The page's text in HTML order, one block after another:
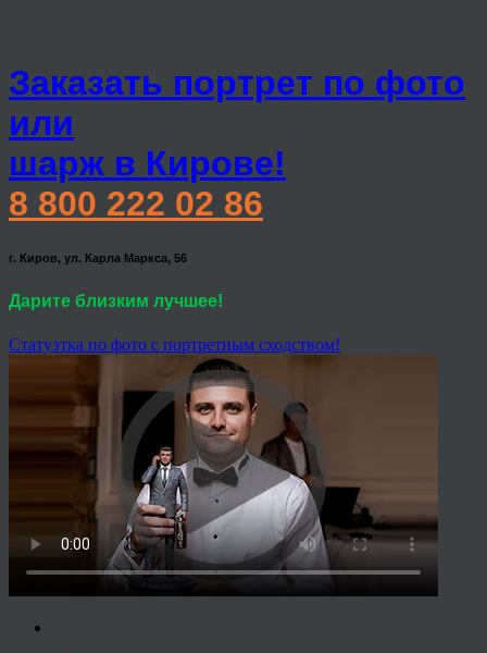
Заказать портрет по фото
или
шарж в Кирове!
8 800 222 02 86
г. Киров, ул. Карла Маркса, 56
Дарите близким лучшее!
Статуэтка по фото с портретным сходством!